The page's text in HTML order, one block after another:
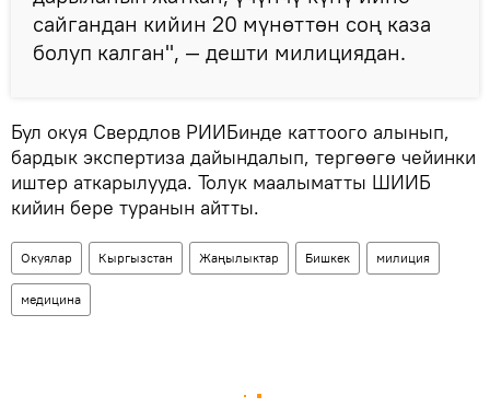
сайгандан кийин 20 мүнөттөн соң каза
болуп калган", — дешти милициядан.
Бул окуя Свердлов РИИБинде каттоого алынып,
бардык экспертиза дайындалып, тергөөгө чейинки
иштер аткарылууда. Толук маалыматты ШИИБ
кийин бере туранын айтты.
Окуялар Кыргызстан Жаңылыктар Бишкек милиция
медицина